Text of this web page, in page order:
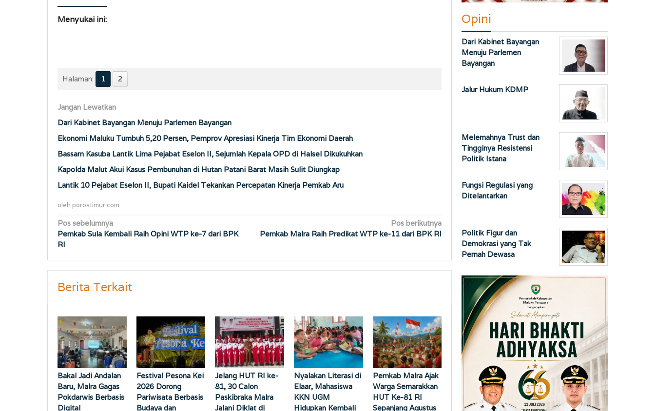
Menyukai ini:
Halaman: 1 2
Jangan Lewatkan
Dari Kabinet Bayangan Menuju Parlemen Bayangan
Ekonomi Maluku Tumbuh 5,20 Persen, Pemprov Apresiasi Kinerja Tim Ekonomi Daerah
Bassam Kasuba Lantik Lima Pejabat Eselon II, Sejumlah Kepala OPD di Halsel Dikukuhkan
Kapolda Malut Akui Kasus Pembunuhan di Hutan Patani Barat Masih Sulit Diungkap
Lantik 10 Pejabat Eselon II, Bupati Kaidel Tekankan Percepatan Kinerja Pemkab Aru
oleh porostimur.com
Navigasi
pos
Pos sebelumnya
Pemkab Sula Kembali Raih Opini WTP ke-7 dari BPK
RI
Pos berikutnya
Pemkab Malra Raih Predikat WTP ke-11 dari BPK RI
Berita Terkait
Bakal Jadi Andalan
Baru, Malra Gagas
Pokdarwis Berbasis
Digital
Festival Pesona Kei
2026 Dorong
Pariwisata Berbasis
Budaya dan
Jelang HUT RI ke-
81, 30 Calon
Paskibraka Malra
Jalani Diklat di
Nyalakan Literasi di
Elaar, Mahasiswa
KKN UGM
Hidupkan Kembali
Pemkab Malra Ajak
Warga Semarakkan
HUT Ke-81 RI
Sepanjang Agustus
Opini
Dari Kabinet Bayangan
Menuju Parlemen
Bayangan
Jalur Hukum KDMP
Melemahnya Trust dan
Tingginya Resistensi
Politik Istana
Fungsi Regulasi yang
Ditelantarkan
Politik Figur dan
Demokrasi yang Tak
Pernah Dewasa